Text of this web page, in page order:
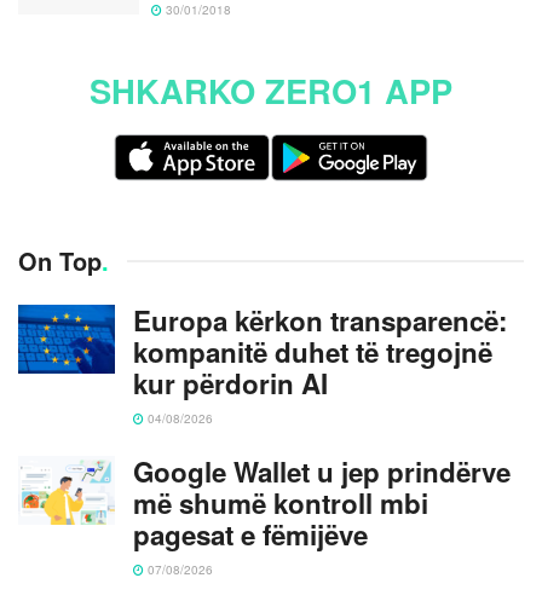
30/01/2018
SHKARKO ZERO1 APP
On Top.
Europa kërkon transparencë:
kompanitë duhet të tregojnë
kur përdorin AI
04/08/2026
Google Wallet u jep prindërve
më shumë kontroll mbi
pagesat e fëmijëve
07/08/2026